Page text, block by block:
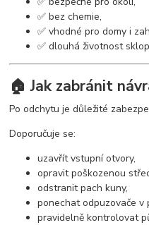
✅ bez chemie,
✅ vhodné pro domy i
✅ dlouhá životnost
🏠 Jak zabránit
Po odchytu je důležité
Doporučuje se:
uzavřít vstupní otvory,
opravit poškozenou
odstranit pach kuny,
ponechat odpuzovače v
pravidelně kontrolovat